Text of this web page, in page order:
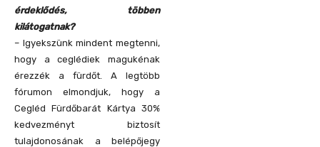
érdeklődés, többen
kilátogatnak?
– Igyekszünk mindent megtenni,
hogy a ceglédiek magukénak
érezzék a fürdőt. A legtöbb
fórumon elmondjuk, hogy a
Cegléd Fürdőbarát Kártya 30%
kedvezményt biztosít
tulajdonosának a belépőjegy